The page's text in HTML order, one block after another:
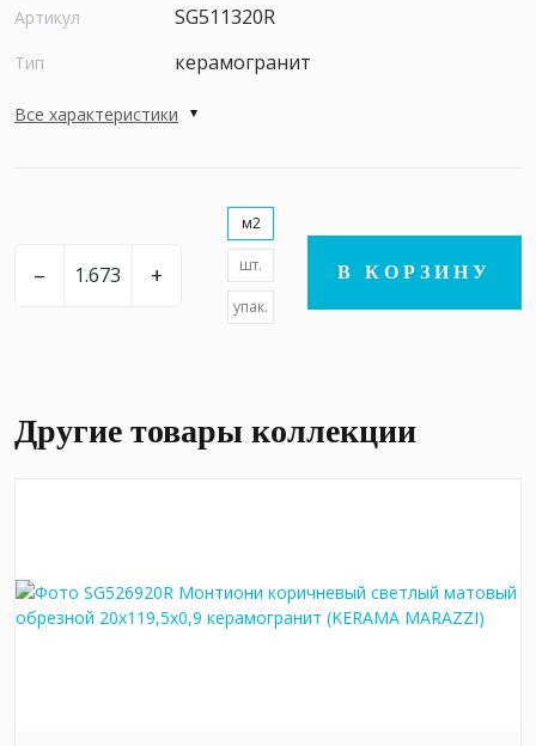
Артикул SG511320R
Тип керамогранит
Все характеристики
– +
м2
шт.
упак.
В КОРЗИНУ
Другие товары коллекции